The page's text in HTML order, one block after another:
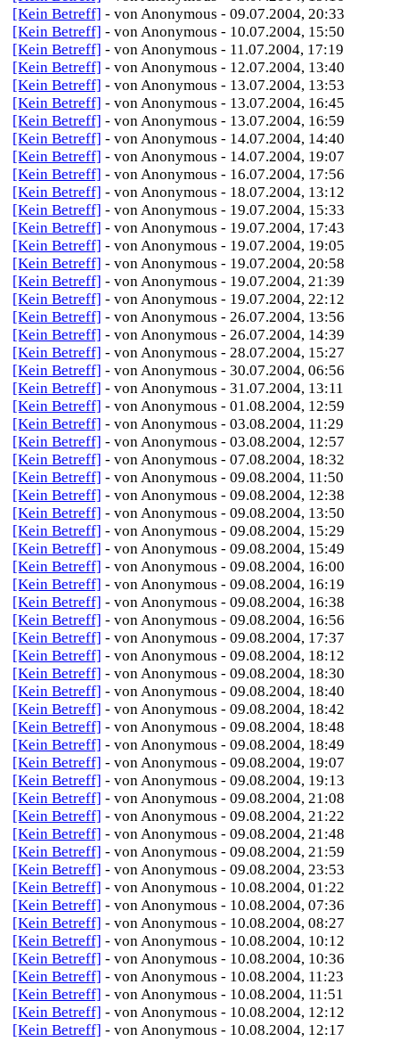
[Kein Betreff] - von Anonymous - 09.07.2004, 20:33
[Kein Betreff] - von Anonymous - 10.07.2004, 15:50
[Kein Betreff] - von Anonymous - 11.07.2004, 17:19
[Kein Betreff] - von Anonymous - 12.07.2004, 13:40
[Kein Betreff] - von Anonymous - 13.07.2004, 13:53
[Kein Betreff] - von Anonymous - 13.07.2004, 16:45
[Kein Betreff] - von Anonymous - 13.07.2004, 16:59
[Kein Betreff] - von Anonymous - 14.07.2004, 14:40
[Kein Betreff] - von Anonymous - 14.07.2004, 19:07
[Kein Betreff] - von Anonymous - 16.07.2004, 17:56
[Kein Betreff] - von Anonymous - 18.07.2004, 13:12
[Kein Betreff] - von Anonymous - 19.07.2004, 15:33
[Kein Betreff] - von Anonymous - 19.07.2004, 17:43
[Kein Betreff] - von Anonymous - 19.07.2004, 19:05
[Kein Betreff] - von Anonymous - 19.07.2004, 20:58
[Kein Betreff] - von Anonymous - 19.07.2004, 21:39
[Kein Betreff] - von Anonymous - 19.07.2004, 22:12
[Kein Betreff] - von Anonymous - 26.07.2004, 13:56
[Kein Betreff] - von Anonymous - 26.07.2004, 14:39
[Kein Betreff] - von Anonymous - 28.07.2004, 15:27
[Kein Betreff] - von Anonymous - 30.07.2004, 06:56
[Kein Betreff] - von Anonymous - 31.07.2004, 13:11
[Kein Betreff] - von Anonymous - 01.08.2004, 12:59
[Kein Betreff] - von Anonymous - 03.08.2004, 11:29
[Kein Betreff] - von Anonymous - 03.08.2004, 12:57
[Kein Betreff] - von Anonymous - 07.08.2004, 18:32
[Kein Betreff] - von Anonymous - 09.08.2004, 11:50
[Kein Betreff] - von Anonymous - 09.08.2004, 12:38
[Kein Betreff] - von Anonymous - 09.08.2004, 13:50
[Kein Betreff] - von Anonymous - 09.08.2004, 15:29
[Kein Betreff] - von Anonymous - 09.08.2004, 15:49
[Kein Betreff] - von Anonymous - 09.08.2004, 16:00
[Kein Betreff] - von Anonymous - 09.08.2004, 16:19
[Kein Betreff] - von Anonymous - 09.08.2004, 16:38
[Kein Betreff] - von Anonymous - 09.08.2004, 16:56
[Kein Betreff] - von Anonymous - 09.08.2004, 17:37
[Kein Betreff] - von Anonymous - 09.08.2004, 18:12
[Kein Betreff] - von Anonymous - 09.08.2004, 18:30
[Kein Betreff] - von Anonymous - 09.08.2004, 18:40
[Kein Betreff] - von Anonymous - 09.08.2004, 18:42
[Kein Betreff] - von Anonymous - 09.08.2004, 18:48
[Kein Betreff] - von Anonymous - 09.08.2004, 18:49
[Kein Betreff] - von Anonymous - 09.08.2004, 19:07
[Kein Betreff] - von Anonymous - 09.08.2004, 19:13
[Kein Betreff] - von Anonymous - 09.08.2004, 21:08
[Kein Betreff] - von Anonymous - 09.08.2004, 21:22
[Kein Betreff] - von Anonymous - 09.08.2004, 21:48
[Kein Betreff] - von Anonymous - 09.08.2004, 21:59
[Kein Betreff] - von Anonymous - 09.08.2004, 23:53
[Kein Betreff] - von Anonymous - 10.08.2004, 01:22
[Kein Betreff] - von Anonymous - 10.08.2004, 07:36
[Kein Betreff] - von Anonymous - 10.08.2004, 08:27
[Kein Betreff] - von Anonymous - 10.08.2004, 10:12
[Kein Betreff] - von Anonymous - 10.08.2004, 10:36
[Kein Betreff] - von Anonymous - 10.08.2004, 11:23
[Kein Betreff] - von Anonymous - 10.08.2004, 11:51
[Kein Betreff] - von Anonymous - 10.08.2004, 12:12
[Kein Betreff] - von Anonymous - 10.08.2004, 12:17